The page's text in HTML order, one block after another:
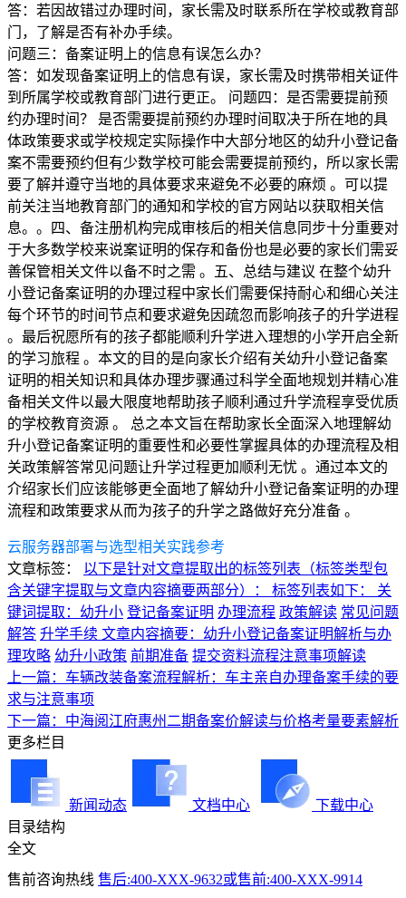
答：若因故错过办理时间，家长需及时联系所在学校或教育部
门，了解是否有补办手续。
问题三：备案证明上的信息有误怎么办？
答：如发现备案证明上的信息有误，家长需及时携带相关证件
到所属学校或教育部门进行更正。 问题四：是否需要提前预
约办理时间？ 是否需要提前预约办理时间取决于所在地的具
体政策要求或学校规定实际操作中大部分地区的幼升小登记备
案不需要预约但有少数学校可能会需要提前预约，所以家长需
要了解并遵守当地的具体要求来避免不必要的麻烦 。可以提
前关注当地教育部门的通知和学校的官方网站以获取相关信
息。。四、备注册机构完成审核后的相关信息同步十分重要对
于大多数学校来说案证明的保存和备份也是必要的家长们需妥
善保管相关文件以备不时之需 。五、总结与建议 在整个幼升
小登记备案证明的办理过程中家长们需要保持耐心和细心关注
每个环节的时间节点和要求避免因疏忽而影响孩子的升学进程
。最后祝愿所有的孩子都能顺利升学进入理想的小学开启全新
的学习旅程 。本文的目的是向家长介绍有关幼升小登记备案
证明的相关知识和具体办理步骤通过科学全面地规划并精心准
备相关文件以最大限度地帮助孩子顺利通过升学流程享受优质
的学校教育资源 。 总之本文旨在帮助家长全面深入地理解幼
升小登记备案证明的重要性和必要性掌握具体的办理流程及相
关政策解答常见问题让升学过程更加顺利无忧 。通过本文的
介绍家长们应该能够更全面地了解幼升小登记备案证明的办理
流程和政策要求从而为孩子的升学之路做好充分准备 。
云服务器部署与选型相关实践参考
文章标签：
以下是针对文章提取出的标签列表（标签类型包
含关键字提取与文章内容摘要两部分）： 标签列表如下： 关
键词提取：幼升小 登记备案证明 办理流程 政策解读 常见问题
解答 升学手续 文章内容摘要：幼升小登记备案证明解析与办
理攻略 幼升小政策 前期准备 提交资料流程注意事项解读
上一篇：车辆改装备案流程解析：车主亲自办理备案手续的要
求与注意事项
下一篇：中海阅江府惠州二期备案价解读与价格考量要素解析
更多栏目
新闻动态 文档中心
下载中心
目录结构
全文
售前咨询热线 售后:400-XXX-9632或售前:400-XXX-9914